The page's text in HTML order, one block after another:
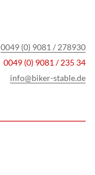
0049 (0) 9081 / 278930
0049 (0) 9081 / 235 34
info@biker-stable.de